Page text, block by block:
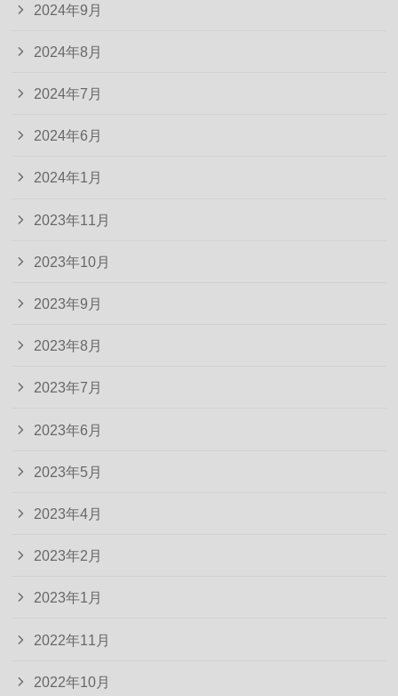
2024年9月
2024年8月
2024年7月
2024年6月
2024年1月
2023年11月
2023年10月
2023年9月
2023年8月
2023年7月
2023年6月
2023年5月
2023年4月
2023年2月
2023年1月
2022年11月
2022年10月